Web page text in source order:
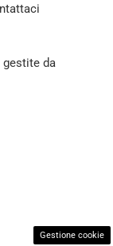
da
Gestione cookie